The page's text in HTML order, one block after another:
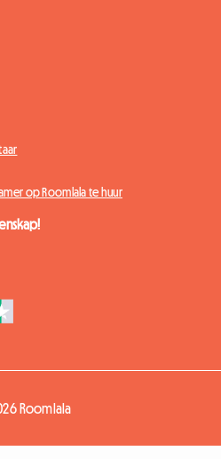
op Roomlala te huur
Roomlala